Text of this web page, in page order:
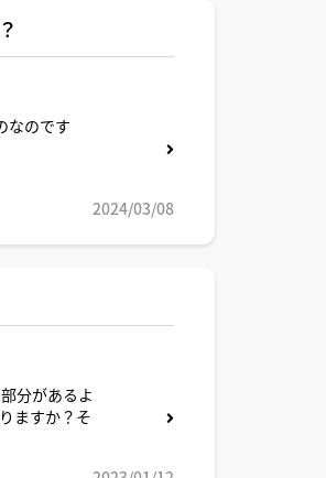
なのです
2024/03/08
分があるよ
ますか？そ